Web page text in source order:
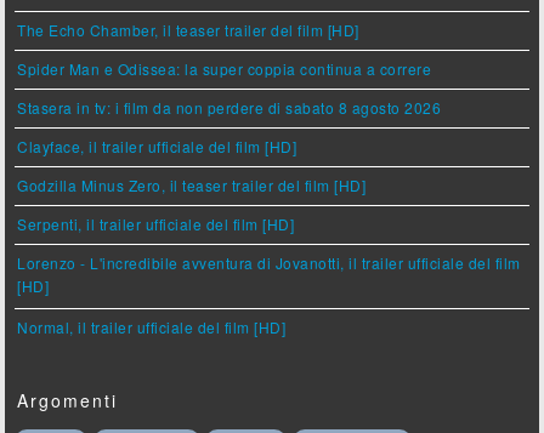
The Echo Chamber, il teaser trailer del film [HD]
Spider Man e Odissea: la super coppia continua a correre
Stasera in tv: i film da non perdere di sabato 8 agosto 2026
Clayface, il trailer ufficiale del film [HD]
Godzilla Minus Zero, il teaser trailer del film [HD]
Serpenti, il trailer ufficiale del film [HD]
Lorenzo - L'incredibile avventura di Jovanotti, il trailer ufficiale del film
[HD]
Normal, il trailer ufficiale del film [HD]
Argomenti